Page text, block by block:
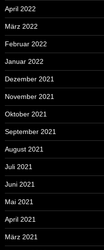
April 2022
März 2022
Februar 2022
Januar 2022
Dezember 2021
November 2021
Oktober 2021
September 2021
August 2021
Juli 2021
Juni 2021
Mai 2021
April 2021
März 2021